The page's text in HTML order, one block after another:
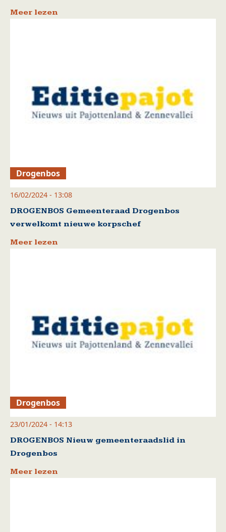
Meer lezen
Drogenbos
16/02/2024 - 13:08
DROGENBOS Gemeenteraad Drogenbos
verwelkomt nieuwe korpschef
Meer lezen
Drogenbos
23/01/2024 - 14:13
DROGENBOS Nieuw gemeenteraadslid in
Drogenbos
Meer lezen